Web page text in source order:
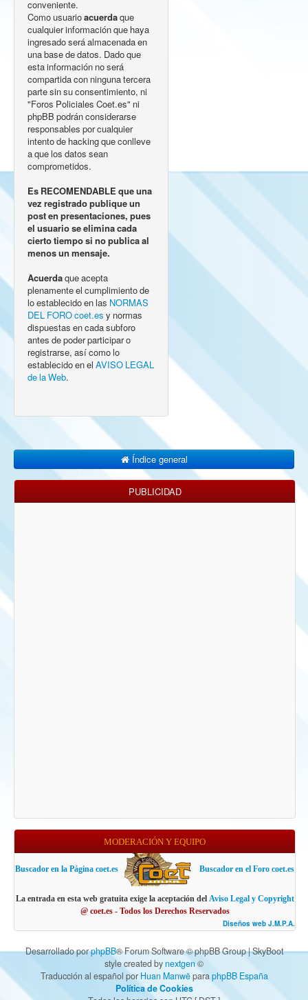
conveniente.
Como usuario acuerda que
cualquier información que haya
ingresado será almacenada en
una base de datos. Dado que
esta información no será
compartida con ninguna tercera
parte sin su consentimiento, ni
"Foros Policiales Coet.es" ni
phpBB podrán considerarse
responsables por cualquier
intento de hacking que conlleve
a que los datos sean
comprometidos.
Es RECOMENDABLE que una
vez registrado publique un
post en presentaciones, pues
el usuario se elimina cada
cierto tiempo si no publica al
menos un mensaje.
Acuerda que acepta
plenamente el cumplimiento de
lo establecido en las NORMAS
DEL FORO coet.es y normas
dispuestas en cada subforo
antes de poder participar o
registrarse, así como lo
establecido en el AVISO LEGAL
de la Web.
Índice general
PUBLICIDAD
MODERACIÓN Y EQUIPO
Buscador en la Página coet.es Buscador en el Foro coet.es
La entrada en esta web gratuita exige la aceptación del Aviso Legal y Copyright
@ coet.es - Todos los Derechos Reservados
Diseños web J.M.P.A.
Desarrollado porphpBB® Forum Software © phpBB Group | SkyBoot
style created bynextgen ©
Traducción al español por Huan ManwëparaphpBB España
Política de Cookies